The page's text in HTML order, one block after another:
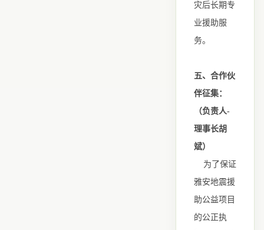
灾后长期专
业援助服
务。
五、合作伙
伴征集：
（负责人-
理事长胡
斌）
为了保证
雅安地震援
助公益项目
的公正执